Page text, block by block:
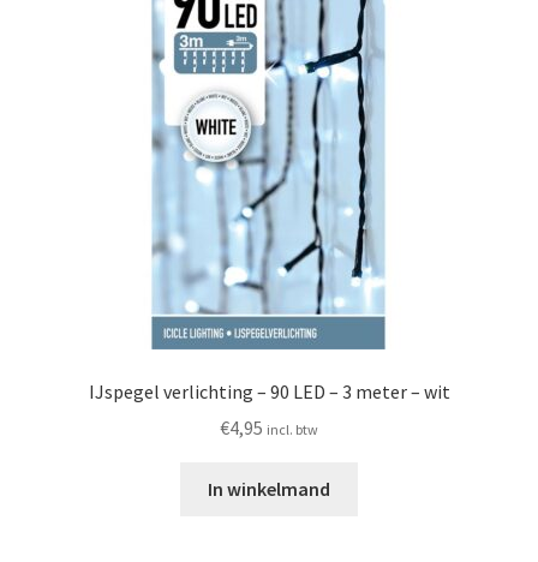
IJspegel verlichting – 90 LED – 3 meter – wit
€4,95 incl. btw
In winkelmand